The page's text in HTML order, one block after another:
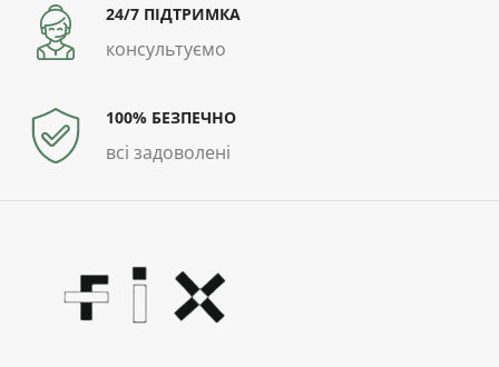
24/7 ПІДТРИМКА
консультуємо
100% БЕЗПЕЧНО
всі задоволені